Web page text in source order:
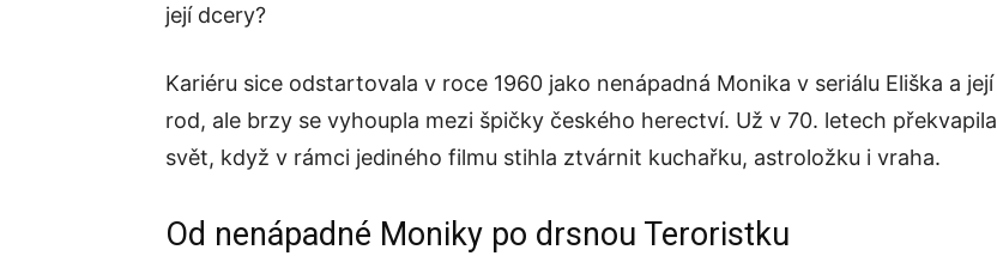
její dcery?
Kariéru sice odstartovala v roce 1960 jako nenápadná Monika v seriálu Eliška a její
rod, ale brzy se vyhoupla mezi špičky českého herectví. Už v 70. letech překvapila
svět, když v rámci jediného filmu stihla ztvárnit kuchařku, astroložku i vraha.
Od nenápadné Moniky po drsnou Teroristku